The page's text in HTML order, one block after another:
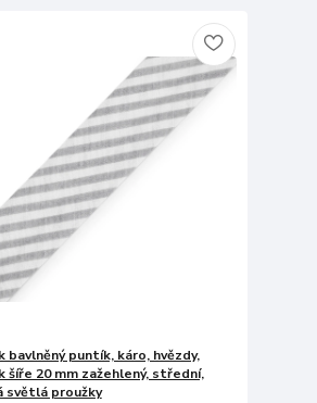
bavlněný puntík, káro, hvězdy,
šíře 20 mm zažehlený, střední,
světlá proužky